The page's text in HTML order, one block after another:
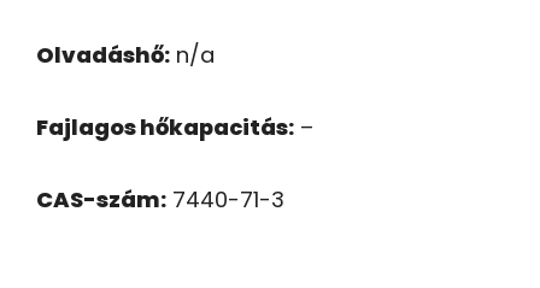
Olvadáshő: n/a
Fajlagos hőkapacitás: –
CAS-szám: 7440-71-3